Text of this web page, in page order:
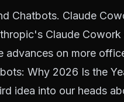
Chatbots. Claude
Claude Cowork
advances on more
Why 2026 Is the
idea into our heads